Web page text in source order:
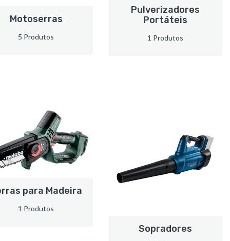
Motoserras
5 Produtos
Pulverizadores
Portáteis
1 Produtos
para Madeira
1 Produtos
Sopradores